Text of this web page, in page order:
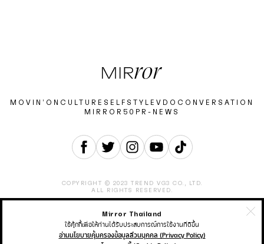
MOVIN’ON CULTURE SELF STYLE VDO CONVERSATION
MIRROR50 PR-NEWS
COPYRIGHT © 2023 TREND VG3 CO., LTD.
ALL RIGHTS RESERVED.
CAREERADVERTISEMENT
TERMS & CONDITION
PRIVACY POLICY
Mirror Thailand
ใช้คุ้กกี้เพื่อให้ท่านได้รับประสบการณ์การใช้งานที่ดีขึ้น
อ่านนโยบายคุ้มครองข้อมูลส่วนบุคคล (Privacy Policy)